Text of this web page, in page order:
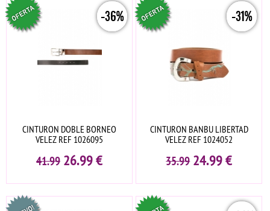
-36%
CINTURON DOBLE BORNEO
VELEZ REF 1026095
41.99 26.99€
-31%
CINTURON BANBU LIBERTAD
VELEZ REF 1024052
35.99 24.99€